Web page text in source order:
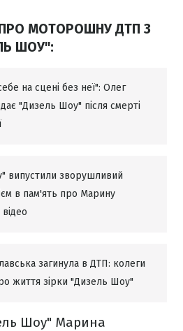
МОТОРОШНУ ДТП З
ШОУ":
на сцені без неї": Олег
"Дизель Шоу" після смерті
випустили зворушливий
в пам'ять про Марину
загинула в ДТП: колеги
життя зірки "Дизель Шоу"
Шоу" Марина